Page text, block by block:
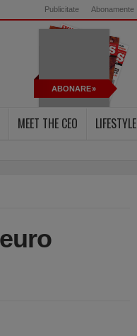
Publicitate Abonamente
ABONARE
MEET THE CEO LIFESTYLE